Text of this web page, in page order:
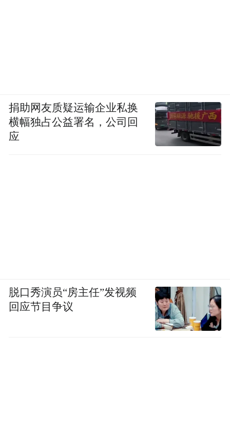
捐助网友质疑运输企业私换
横幅独占公益署名，公司回
应
脱口秀演员“房主任”发视频
回应节目争议